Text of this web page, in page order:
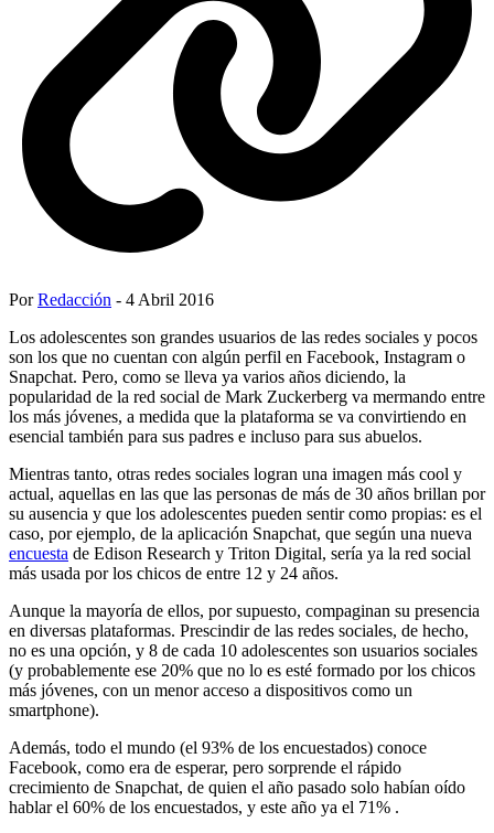
PorRedacción - 4 Abril 2016
Los adolescentes son grandes usuarios de las redes sociales y pocos
son los que no cuentan con algún perfil en Facebook, Instagram o
Snapchat. Pero, como se lleva ya varios años diciendo, la
popularidad de la red social de Mark Zuckerberg va mermando entre
los más jóvenes, a medida que la plataforma se va convirtiendo en
esencial también para sus padres e incluso para sus abuelos.
Mientras tanto, otras redes sociales logran una imagen más cool y
actual, aquellas en las que las personas de más de 30 años brillan por
su ausencia y que los adolescentes pueden sentir como propias: es el
caso, por ejemplo, de la aplicación Snapchat, que según una nueva
encuesta de Edison Research y Triton Digital, sería ya la red social
más usada por los chicos de entre 12 y 24 años.
Aunque la mayoría de ellos, por supuesto, compaginan su presencia
en diversas plataformas. Prescindir de las redes sociales, de hecho,
no es una opción, y 8 de cada 10 adolescentes son usuarios sociales
(y probablemente ese 20% que no lo es esté formado por los chicos
más jóvenes, con un menor acceso a dispositivos como un
smartphone).
Además, todo el mundo (el 93% de los encuestados) conoce
Facebook, como era de esperar, pero sorprende el rápido
crecimiento de Snapchat, de quien el año pasado solo habían oído
hablar el 60% de los encuestados, y este año ya el 71% .